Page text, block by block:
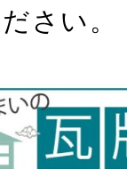
さい。